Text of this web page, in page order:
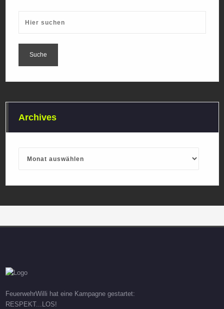
Archives
FeuerwehrWilli hat eine Kampagne gestartet:
RESPEKT...LOS!